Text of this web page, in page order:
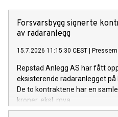
Forsvarsbygg signerte
av radaranlegg
15.7.2026 11:15:30 CEST
Repstad Anlegg AS har fått
eksisterende radaranlegget på
De to kontraktene har en
kroner, eksl. mva.